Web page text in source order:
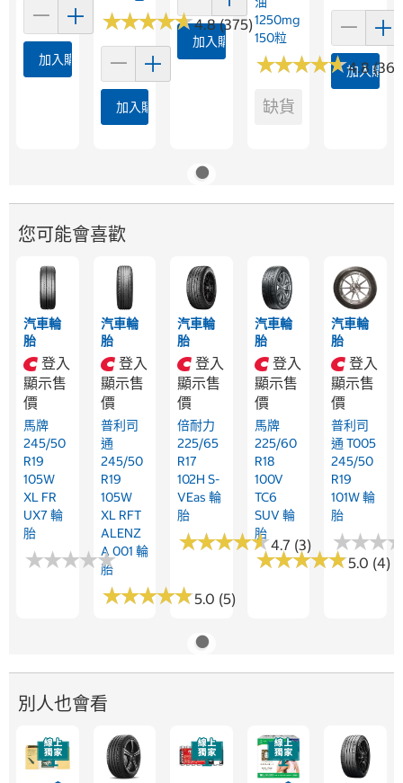
加入購物車
★★★★★
★★★★★4.8 (375)
加入購物車
加入購物車
1250mg
150粒
★★★★★
★★★★★4.8
缺貨
加入購物
您可能會喜歡
汽車輪
胎
登入
顯示售
價
馬牌
245/50
R19
105W
XL FR
UX7 輪
胎
★★★★★
★★★★★
汽車輪
胎
登入
顯示售
價
普利司
通
245/50
R19
105W
XL RFT
ALENZ
A 001 輪
胎
★★★★★
★★★★★5.0 (5)
汽車輪
胎
登入
顯示售
價
倍耐力
225/65
R17
102H S-
VEas 輪
胎
★★★★★
★★★★★4.7 (3)
汽車輪
胎
登入
顯示售
價
馬牌
225/60
R18
100V
TC6
SUV 輪
胎
★★★★★
★★★★★5.0 (4)
汽車輪
胎
登入
顯示售
價
普利司
通 T005
245/50
R19
101W 輪
胎
★★★
★★★
別人也會看